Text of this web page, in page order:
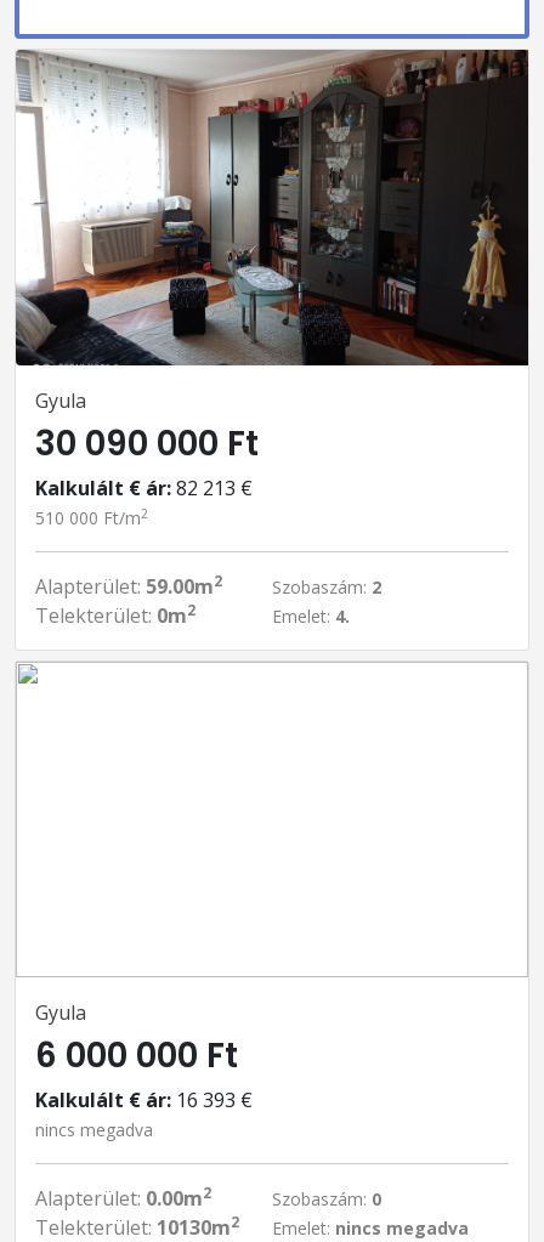
Gyula
30 090 000 Ft
Kalkulált € ár:82 213 €
510 000 Ft/m2
Alapterület: 59.00m2
Telekterület: 0m2
Szobaszám: 2
Emelet: 4.
Gyula
6 000 000 Ft
Kalkulált € ár: 16 393 €
nincs megadva
Alapterület: 0.00m2
Telekterület: 10130m2
Szobaszám: 0
Emelet: nincs megadva